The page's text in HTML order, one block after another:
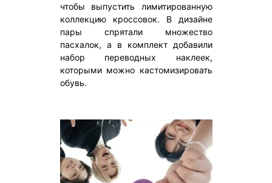
чтобы выпустить лимитированную
коллекцию кроссовок. В дизайне
пары спрятали множество
пасхалок, а в комплект добавили
набор переводных наклеек,
которыми можно кастомизировать
обувь.